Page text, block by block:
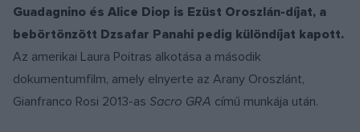
Guadagnino és Alice Diop is Ezüst Oroszlán-díjat, a
bebörtönzött Dzsafar Panahi pedig különdíjat kapott.
Az amerikai Laura Poitras alkotása a második
dokumentumfilm, amely elnyerte az Arany Oroszlánt,
Gianfranco Rosi 2013-as Sacro GRA című munkája után.